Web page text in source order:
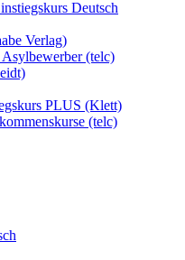
Deutsch
Verlag)
(telc)
PLUS (Klett)
(telc)